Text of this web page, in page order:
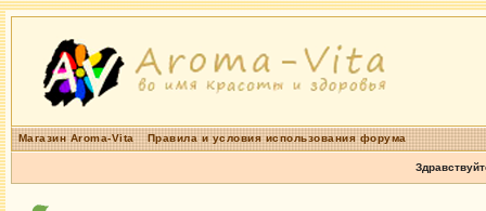
Магазин Aroma-Vita Правила и условия использования форума